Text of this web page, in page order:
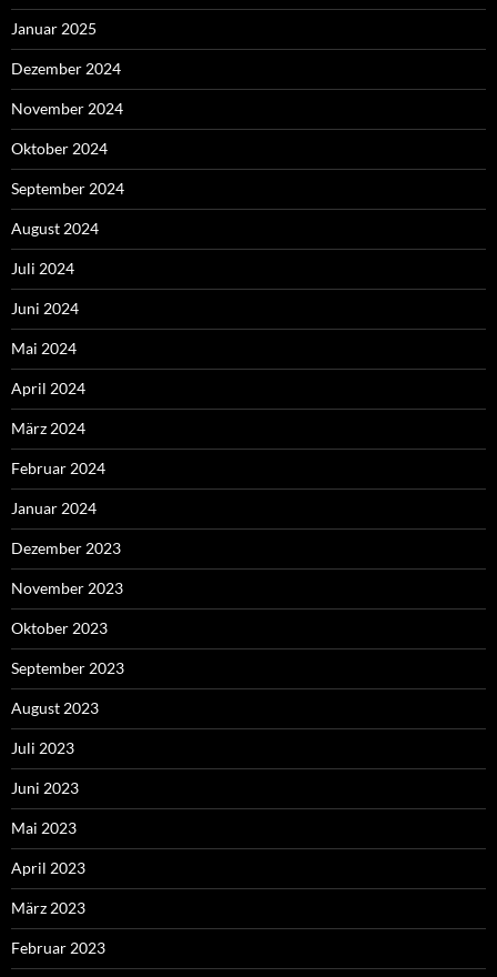
Januar 2025
Dezember 2024
November 2024
Oktober 2024
September 2024
August 2024
Juli 2024
Juni 2024
Mai 2024
April 2024
März 2024
Februar 2024
Januar 2024
Dezember 2023
November 2023
Oktober 2023
September 2023
August 2023
Juli 2023
Juni 2023
Mai 2023
April 2023
März 2023
Februar 2023